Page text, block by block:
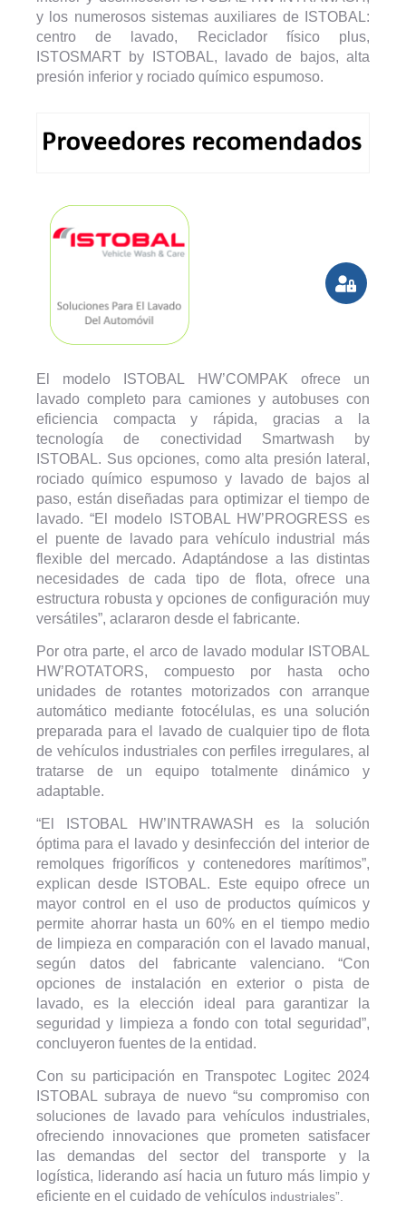
y los numerosos sistemas auxiliares de ISTOBAL:
centro de lavado, Reciclador físico plus,
ISTOSMART by ISTOBAL, lavado de bajos, alta
presión inferior y rociado químico espumoso.
El modelo ISTOBAL HW’COMPAK ofrece un
lavado completo para camiones y autobuses con
eficiencia compacta y rápida, gracias a la
tecnología de conectividad Smartwash by
ISTOBAL. Sus opciones, como alta presión lateral,
rociado químico espumoso y lavado de bajos al
paso, están diseñadas para optimizar el tiempo de
lavado. “El modelo ISTOBAL HW’PROGRESS es
el puente de lavado para vehículo industrial más
flexible del mercado. Adaptándose a las distintas
necesidades de cada tipo de flota, ofrece una
estructura robusta y opciones de configuración muy
versátiles”, aclararon desde el fabricante.
Por otra parte, el arco de lavado modular ISTOBAL
HW’ROTATORS, compuesto por hasta ocho
unidades de rotantes motorizados con arranque
automático mediante fotocélulas, es una solución
preparada para el lavado de cualquier tipo de flota
de vehículos industriales con perfiles irregulares, al
tratarse de un equipo totalmente dinámico y
adaptable.
“El ISTOBAL HW’INTRAWASH es la solución
óptima para el lavado y desinfección del interior de
remolques frigoríficos y contenedores marítimos”,
explican desde ISTOBAL. Este equipo ofrece un
mayor control en el uso de productos químicos y
permite ahorrar hasta un 60% en el tiempo medio
de limpieza en comparación con el lavado manual,
según datos del fabricante valenciano. “Con
opciones de instalación en exterior o pista de
lavado, es la elección ideal para garantizar la
seguridad y limpieza a fondo con total seguridad”,
concluyeron fuentes de la entidad.
Con su participación en Transpotec Logitec 2024
ISTOBAL subraya de nuevo “su compromiso con
soluciones de lavado para vehículos industriales,
ofreciendo innovaciones que prometen satisfacer
las demandas del sector del transporte y la
logística, liderando así hacia un futuro más limpio y
eficiente en el cuidado de vehículos industriales”.